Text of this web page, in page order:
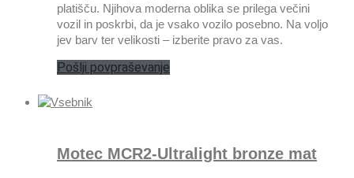
platišču. Njihova moderna oblika se prilega večini
vozil in poskrbi, da je vsako vozilo posebno. Na voljo
jev barv ter velikosti – izberite pravo za vas.
Pošlji povpraševanje
Motec MCR2-Ultralight bronze mat